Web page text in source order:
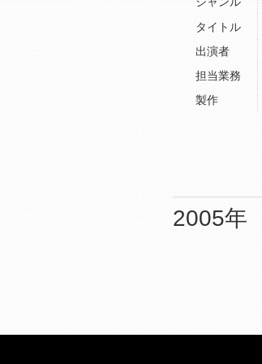
タイトル
出演者
担当業務
製作
2005年